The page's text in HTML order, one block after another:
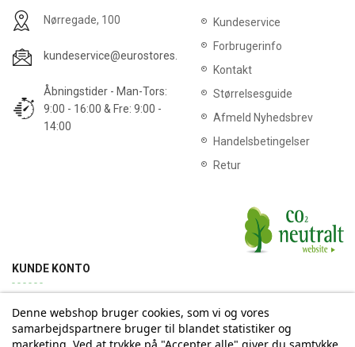
Nørregade, 100
kundeservice@eurostores.dk
Åbningstider - Man-Tors:
9:00 - 16:00 & Fre: 9:00 -
14:00
Kundeservice
Forbrugerinfo
Kontakt
Størrelsesguide
Afmeld Nyhedsbrev
Handelsbetingelser
Retur
KUNDE KONTO
Min konto Ordrehistorik Returnering Adresse
Denne webshop bruger cookies, som vi og vores
samarbejdspartnere bruger til blandet statistiker og